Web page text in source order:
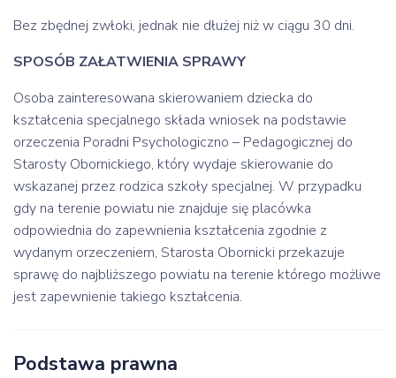
Bez zbędnej zwłoki, jednak nie dłużej niż w ciągu 30 dni.
SPOSÓB ZAŁATWIENIA SPRAWY
Osoba zainteresowana skierowaniem dziecka do
kształcenia specjalnego składa wniosek na podstawie
orzeczenia Poradni Psychologiczno – Pedagogicznej do
Starosty Obornickiego, który wydaje skierowanie do
wskazanej przez rodzica szkoły specjalnej. W przypadku
gdy na terenie powiatu nie znajduje się placówka
odpowiednia do zapewnienia kształcenia zgodnie z
wydanym orzeczeniem, Starosta Obornicki przekazuje
sprawę do najbliższego powiatu na terenie którego możliwe
jest zapewnienie takiego kształcenia.
Podstawa prawna